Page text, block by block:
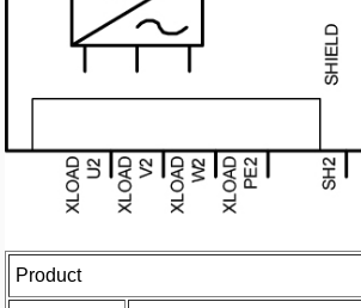
Product